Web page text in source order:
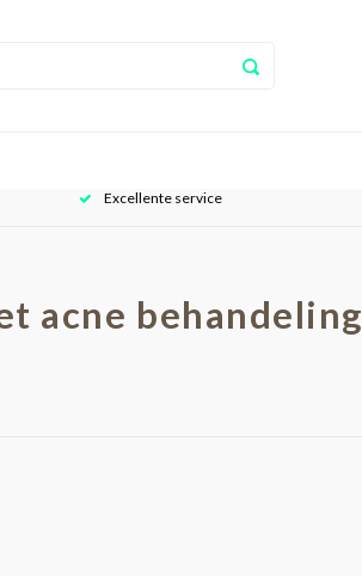
Excellente service
acne behandeling